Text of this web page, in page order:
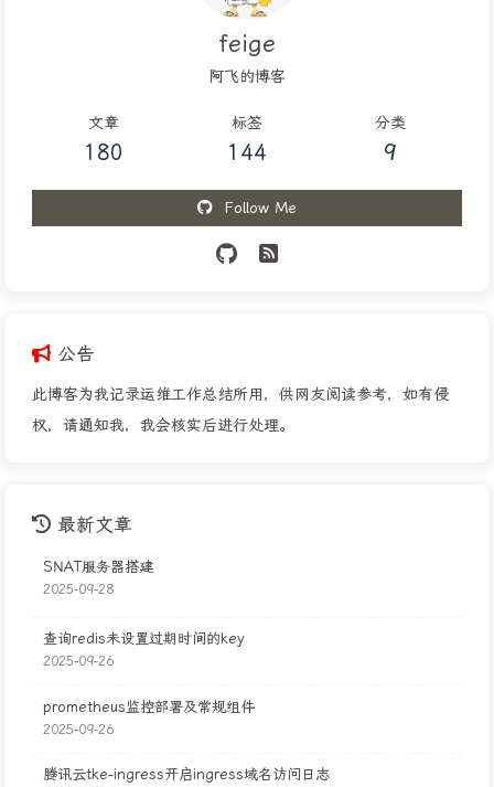
feige
阿飞的博客
文章
180
标签
144
分类
9
Follow Me
公告
此博客为我记录运维工作总结所用，供网友阅读参考，如有侵
权，请通知我，我会核实后进行处理。
最新文章
SNAT服务器搭建
2025-09-28
查询redis未设置过期时间的key
2025-09-26
prometheus监控部署及常规组件
2025-09-26
腾讯云tke-ingress开启ingress域名访问日志